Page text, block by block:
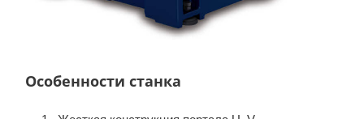
Особенности станка